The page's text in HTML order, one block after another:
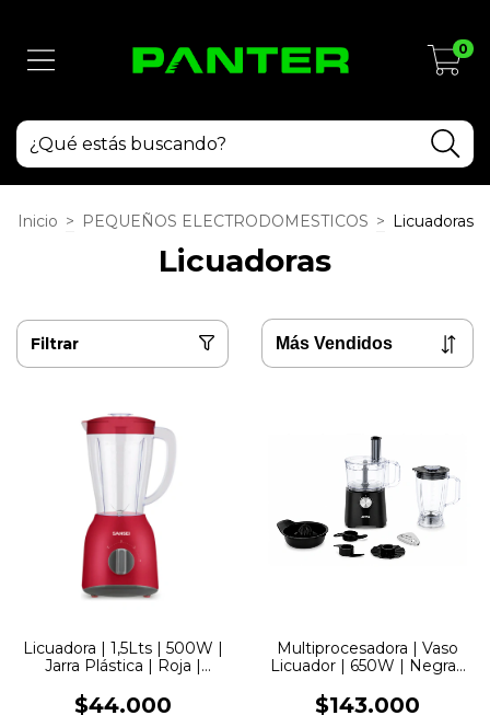
0
Inicio > PEQUEÑOS ELECTRODOMESTICOS > Licuadoras
Licuadoras
Filtrar
Licuadora | 1,5Lts | 500W |
Jarra Plástica | Roja |
$44.000
Multiprocesadora | Vaso
Licuador | 650W | Negra |
$143.000